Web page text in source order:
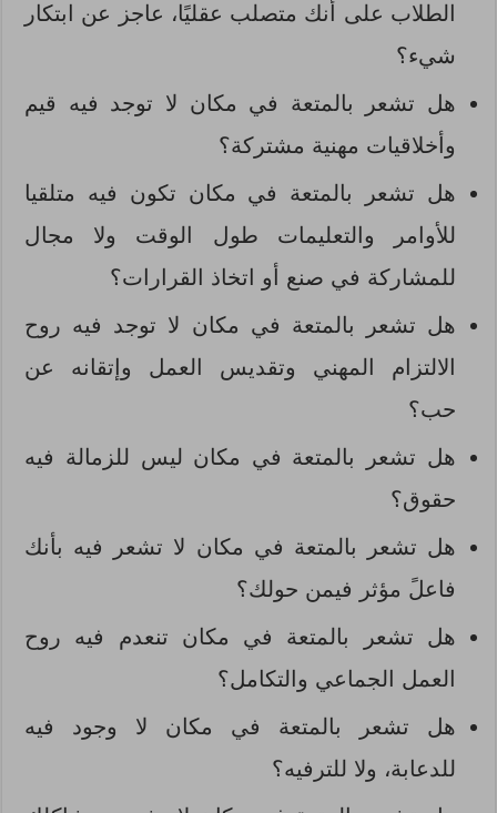
الطلاب على أنك متصلب عقليًا، عاجز عن ابتكار
شيء؟
هل تشعر بالمتعة في مكان لا توجد فيه قيم
وأخلاقيات مهنية مشتركة؟
هل تشعر بالمتعة في مكان تكون فيه متلقيا
للأوامر والتعليمات طول الوقت ولا مجال
للمشاركة في صنع أو اتخاذ القرارات؟
هل تشعر بالمتعة في مكان لا توجد فيه روح
الالتزام المهني وتقديس العمل وإتقانه عن
حب؟
هل تشعر بالمتعة في مكان ليس للزمالة فيه
حقوق؟
هل تشعر بالمتعة في مكان لا تشعر فيه بأنك
فاعلً مؤثر فيمن حولك؟
هل تشعر بالمتعة في مكان تنعدم فيه روح
العمل الجماعي والتكامل؟
هل تشعر بالمتعة في مكان لا وجود فيه
للدعابة، ولا للترفيه؟